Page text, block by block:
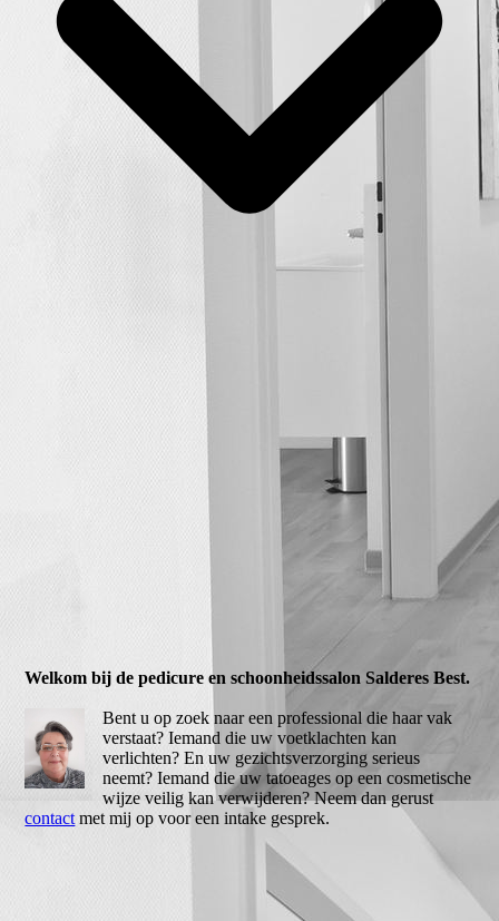
Welkom bij de pedicure en schoonheidssalon Salderes Best.
Bent u op zoek naar een professional die haar vak
verstaat? Iemand die uw voetklachten kan
verlichten? En uw gezichtsverzorging serieus
neemt? Iemand die uw tatoeages op een cosmetische
wijze veilig kan verwijderen? Neem dan gerust
contact met mij op voor een intake gesprek.